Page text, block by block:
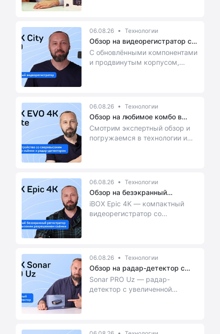
06.08.26 Технологии
Обзор на видеорегистратор с
обно...
С обновлёнными компонентами
и продвинутым корпусом,
06.08.26 Технологии
Обзор на любимое комбо в
стильно...
Смотрим экспертный обзор и
погружаемся в технологии и
06.08.26 Технологии
Обзор на безэкранный
видеорегист...
iBOX Epic 4K — компактный
видеорегистратор со
06.08.26 Технологии
Обзор на радар-детектор с
увелич...
Sonar PRO Uz — радар-
детектор с увеличенной